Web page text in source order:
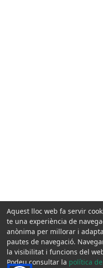
Aquest lloc web fa servir
te una experiència de
anònima per millorar i
pautes de navegació.
la visibilitat i funcions del
Podeu consultar la política